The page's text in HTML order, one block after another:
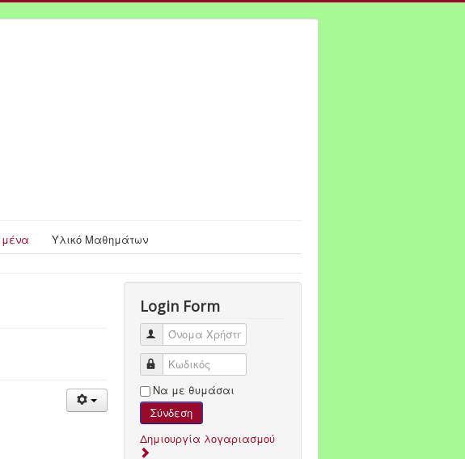
μένα Υλικό Μαθημάτων
Login Form
Όνομα Χρήστη
Κωδικός
Να με θυμάσαι
Σύνδεση
Δημιουργία λογαριασμού